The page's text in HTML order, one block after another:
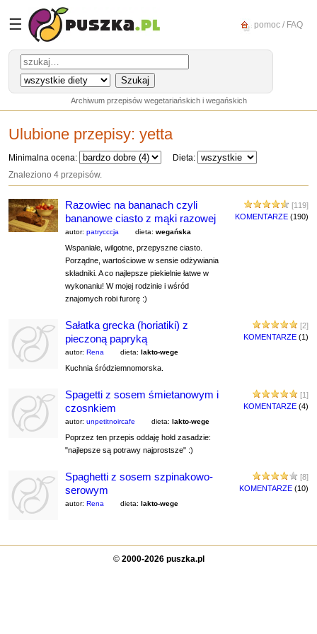
☰ pomoc / FAQ
Archiwum przepisów wegetariańskich i wegańskich
Ulubione przepisy: yetta
Minimalna ocena:
Dieta:
Znaleziono 4 przepisów.
[119]
KOMENTARZE (190)
Razowiec na bananach czyli
bananowe ciasto z mąki razowej
autor: patrycccja dieta: wegańska
Wspaniałe, wilgotne, przepyszne ciasto.
Porządne, wartościowe w sensie odżywiania
składniki. A co najlepsze piekielnie łatwe w
wykonaniu! W mojej rodzinie i wśród
znajomych robi furorę :)
[2]
KOMENTARZE (1)
Sałatka grecka (horiatiki) z
pieczoną papryką
autor: Rena dieta: lakto-wege
Kuchnia śródziemnomorska.
[1]
KOMENTARZE (4)
Spagetti z sosem śmietanowym i
czosnkiem
autor: unpetitnoircafe dieta: lakto-wege
Poprzez ten przepis oddaję hołd zasadzie:
"najlepsze są potrawy najprostsze" :)
[8]
KOMENTARZE (10)
Spaghetti z sosem szpinakowo-
serowym
autor: Rena dieta: lakto-wege
© 2000-2026 puszka.pl